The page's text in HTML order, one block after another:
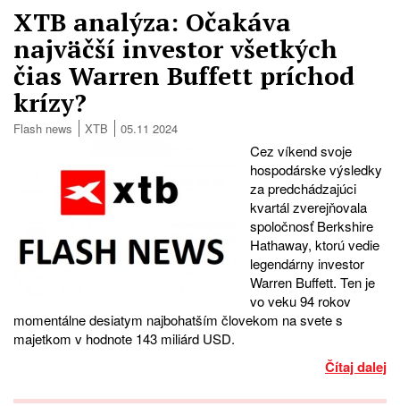
XTB analýza: Očakáva
najväčší investor všetkých
čias Warren Buffett príchod
krízy?
Flash news XTB 05.11 2024
Cez víkend svoje
hospodárske výsledky
za predchádzajúci
kvartál zverejňovala
spoločnosť Berkshire
Hathaway, ktorú vedie
legendárny investor
Warren Buffett. Ten je
vo veku 94 rokov
momentálne desiatym najbohatším človekom na svete s
majetkom v hodnote 143 miliárd USD.
Čítaj dalej